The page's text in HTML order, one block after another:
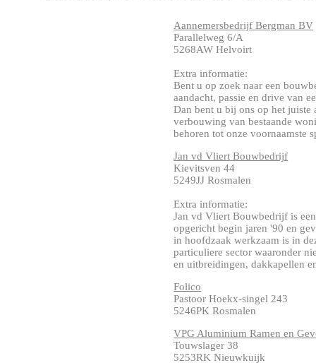
Aannemersbedrijf Bergman BV
Parallelweg 6/A
5268AW Helvoirt
Extra informatie:
Bent u op zoek naar een
aandacht, passie en drive van
Dan bent u bij ons op het juiste
verbouwing van bestaande
behoren tot onze voornaamste
Jan vd Vliert Bouwbedrijf
Kievitsven 44
5249JJ Rosmalen
Extra informatie:
Jan vd Vliert Bouwbedrijf is
opgericht begin jaren '90 en
in hoofdzaak werkzaam is in
particuliere sector waaronder
en uitbreidingen, dakkapellen
Folico
Pastoor Hoekx-singel 243
5246PK Rosmalen
VPG Aluminium Ramen en
Touwslager 38
5253RK Nieuwkuijk